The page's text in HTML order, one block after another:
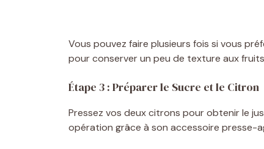
Vous pouvez faire plusieurs fois si vous
pour conserver un peu de texture aux
Étape 3 : Préparer le Sucre et le Citron
Pressez vos deux citrons pour obtenir le
opération grâce à son accessoire presse-